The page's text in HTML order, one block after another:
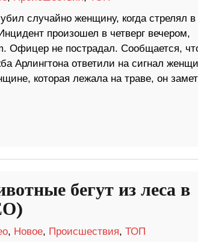
случайно женщину, когда стрелял в
произошел в четверг вечером,
Офицер не пострадал. Сообщается,
Арлингтона ответили на сигнал
которая лежала на траве, он
бегут из леса в
, Новое, Происшествия, ТОП